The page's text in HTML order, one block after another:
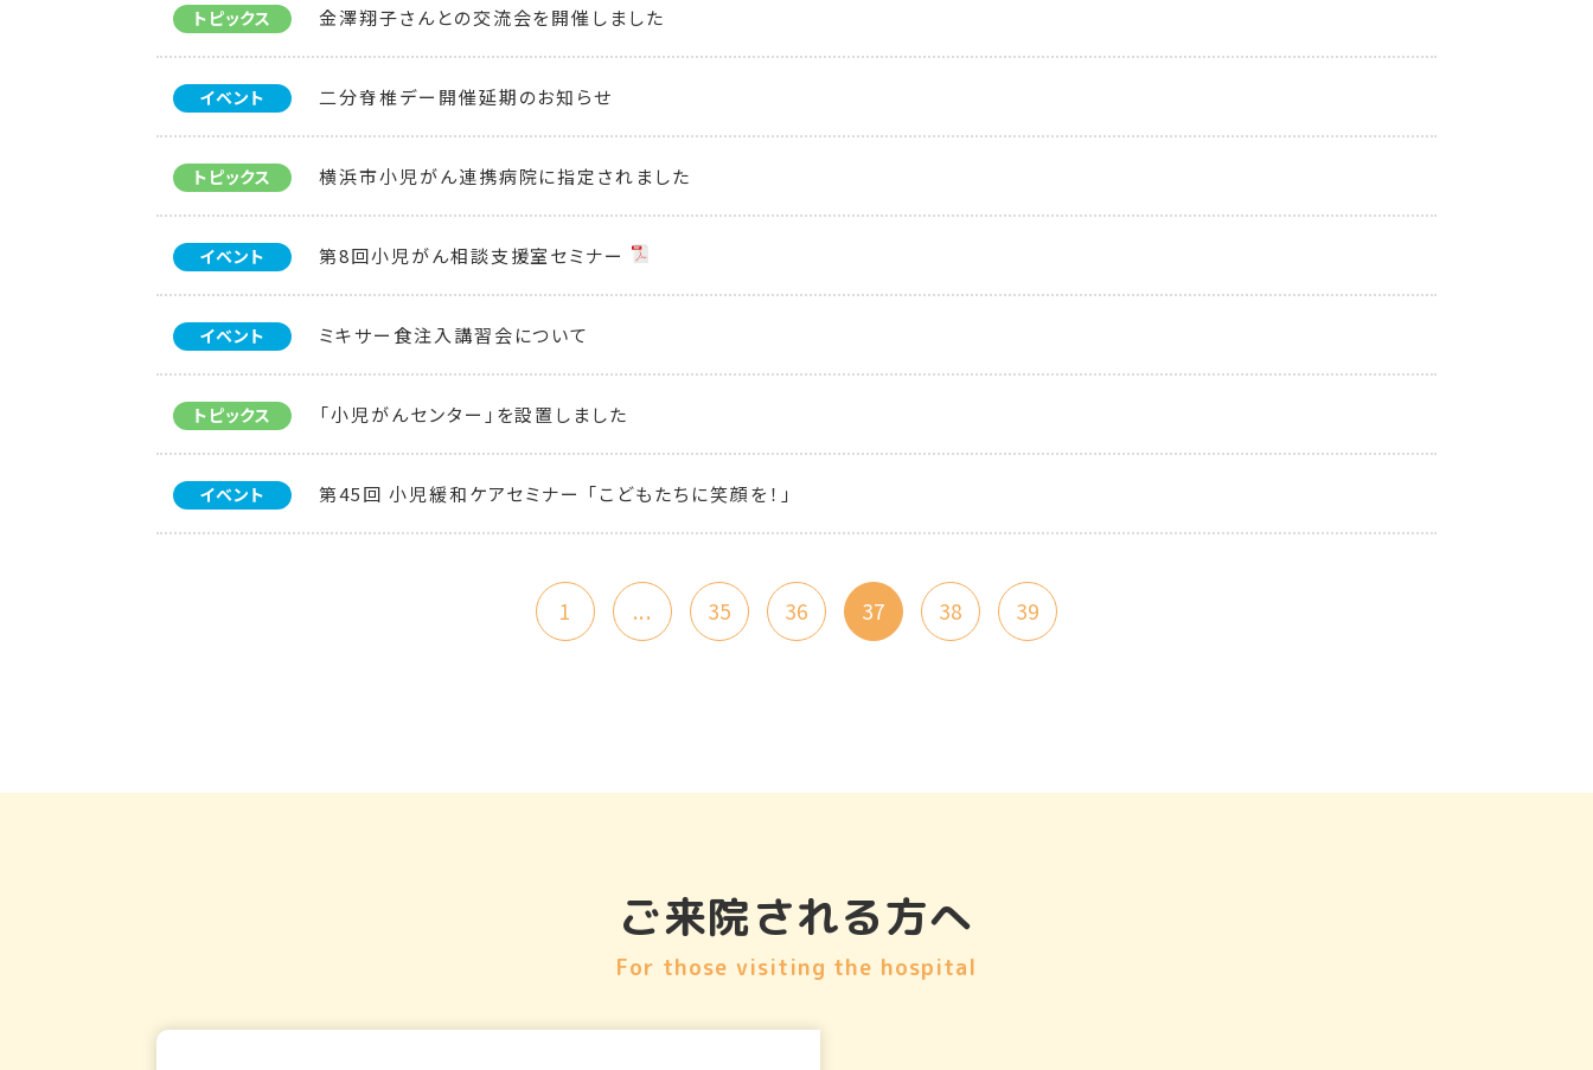
トピックス 金澤翔子さんとの交流会を開催しました
イベント 二分脊椎デー開催延期のお知らせ
トピックス 横浜市小児がん連携病院に指定されました
イベント 第8回小児がん相談支援室セミナー
イベント ミキサー食注入講習会について
トピックス 「小児がんセンター」を設置しました
イベント 第45回 小児緩和ケアセミナー 「こどもたちに笑顔を！」
1 ... 35 36 37 38 39
ご来院される方へ
For those visiting the hospital